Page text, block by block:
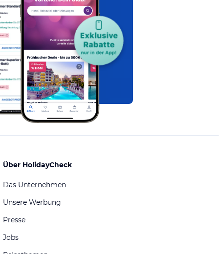
Über HolidayCheck
Das Unternehmen
Unsere Werbung
Presse
Jobs